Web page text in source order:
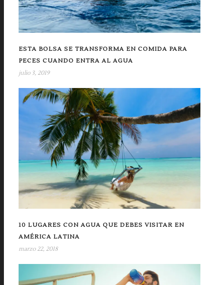
ESTA BOLSA SE TRANSFORMA EN COMIDA PARA
PECES CUANDO ENTRA AL AGUA
julio 3, 2019
10 LUGARES CON AGUA QUE DEBES VISITAR EN
AMÉRICA LATINA
marzo 22, 2018